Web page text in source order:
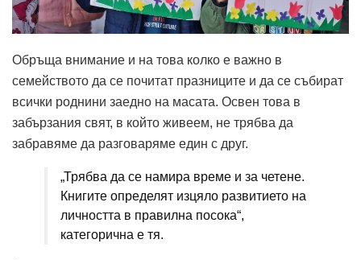
Обръща внимание и на това колко е важно в
семейството да се почитат празниците и да се събират
всички роднини заедно на масата. Освен това в
забързания свят, в който живеем, не трябва да
забравяме да разговаряме един с друг.
„Трябва да се намира време и за четене.
Книгите определят изцяло развитието на
личността в правилна посока“,
категорична е тя.